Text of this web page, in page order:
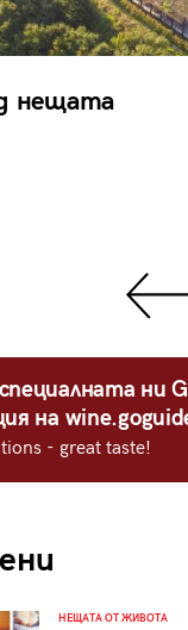
нещата
ни
на
- great taste!
НЕЩАТА ОТ ЖИВОТА